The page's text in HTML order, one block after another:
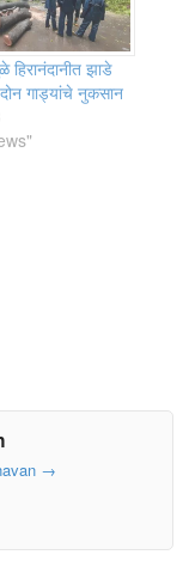
हिरानंदानीत झाडे
गाड्यांचे नुकसान
→